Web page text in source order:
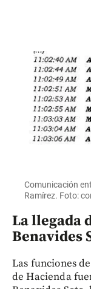
Comunicación
Ramírez. Foto:
La llegada
Benavides
Las funciones
de Hacienda